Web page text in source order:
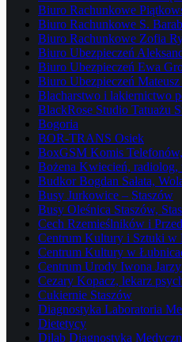
Biuro Rachunkowe
Biuro Rachunkowe S.
Biuro Rachunkowe Zofia
Biuro Ubezpieczeń
Biuro Ubezpieczeń Ewa
Biuro Ubezpieczeń
Blacharstwo i lakiernictwo
BlackRose Studio Tatuażu
Bogoria
BOR-TRANS Osiek
BoxGSM Komis
Bożena Kwiecień, radiolog,
Budkor Bogdan Sałata,
Busy Jurkowice – Staszów
Busy Oleśnica Staszów,
Cech Rzemieślników i
Centrum Kultury i Sztuki w
Centrum Kultury w
Centrum Urody Iwona
Cezary Kopacz, lekarz
Cukiernie Staszów
Diagnostyka Laboratoria
Dietetycy
Dilab Diagnostyka